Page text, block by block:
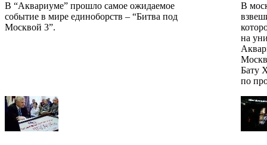
В “Аквариуме” прошло самое ожидаемое
событие в мире единоборств – “Битва под
Москвой 3”.
В
на
Бату
по